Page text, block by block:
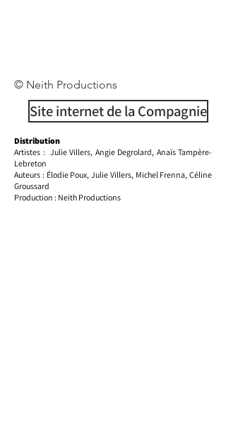
© Neith Productions
Site internet de la Compagnie
Distribution
Artistes : Julie Villers, Angie Degrolard, Anaïs Tampère-
Lebreton
Auteurs : Élodie Poux, Julie Villers, Michel Frenna, Céline
Groussard
Production : Neith Productions